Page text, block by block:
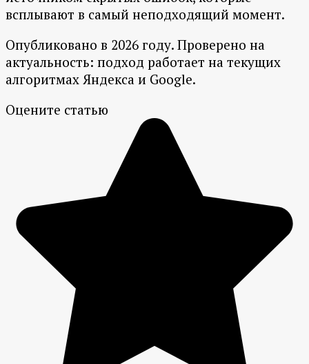
всплывают в самый неподходящий момент.
Опубликовано в 2026 году. Проверено на
актуальность: подход работает на текущих
алгоритмах Яндекса и Google.
Оцените статью